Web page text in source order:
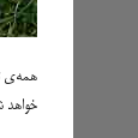
خواهد شد، نسبت به